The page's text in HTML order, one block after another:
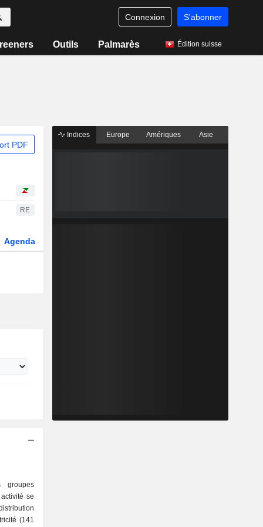
Connexion S'abonner
Outils Palmarès Édition suisse
PDF
RE
Agenda
groupes
se
(141
Indices Europe Amériques Asie